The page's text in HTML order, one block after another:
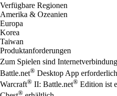
Verfügbare Regionen
Amerika & Ozeanien
Europa
Korea
Taiwan
Produktanforderungen
Zum Spielen sind
Battle.net® Desktop App
Warcraft® II: Battle.net® Edition ist
®